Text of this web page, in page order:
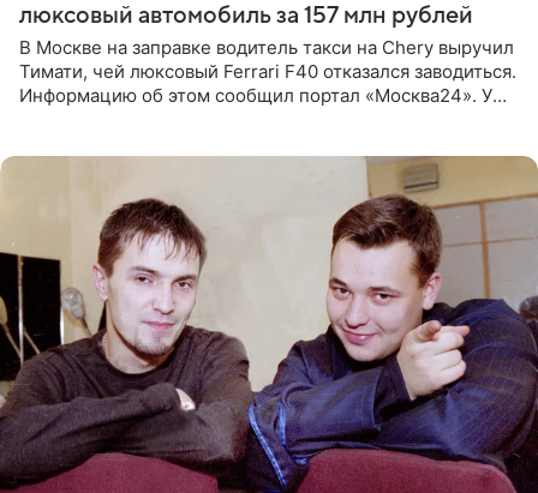
люксовый автомобиль за 157 млн рублей
В Москве на заправке водитель такси на Chery выручил
Тимати, чей люксовый Ferrari F40 отказался заводиться.
Информацию об этом сообщил портал «Москва24». У